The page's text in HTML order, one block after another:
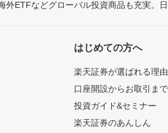
外ETFなどグローバル投資商品も充実。
はじめての方へ
楽天証券が選ばれる理由
口座開設からお取引ま
投資ガイド&セミナー
楽天証券のあんしん